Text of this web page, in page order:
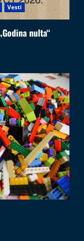
Vesti
nulta“